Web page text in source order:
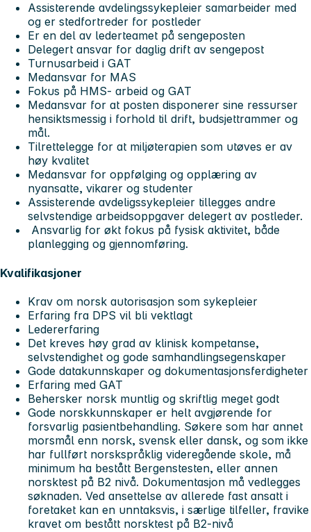
Assisterende avdelingssykepleier samarbeider med
og er stedfortreder for postleder
Er en del av lederteamet på sengeposten
Delegert ansvar for daglig drift av sengepost
Turnusarbeid i GAT
Medansvar for MAS
Fokus på HMS- arbeid og GAT
Medansvar for at posten disponerer sine ressurser
hensiktsmessig i forhold til drift, budsjettrammer og
mål.
Tilrettelegge for at miljøterapien som utøves er av
høy kvalitet
Medansvar for oppfølging og opplæring av
nyansatte, vikarer og studenter
Assisterende avdeligssykepleier tillegges andre
selvstendige arbeidsoppgaver delegert av postleder.
Ansvarlig for økt fokus på fysisk aktivitet, både
planlegging og gjennomføring.
Kvalifikasjoner
Krav om norsk autorisasjon som sykepleier
Erfaring fra DPS vil bli vektlagt
Ledererfaring
Det kreves høy grad av klinisk kompetanse,
selvstendighet og gode samhandlingsegenskaper
Gode datakunnskaper og dokumentasjonsferdigheter
Erfaring med GAT
Behersker norsk muntlig og skriftlig meget godt
Gode norskkunnskaper er helt avgjørende for
forsvarlig pasientbehandling. Søkere som har annet
morsmål enn norsk, svensk eller dansk, og som ikke
har fullført norskspråklig videregående skole, må
minimum ha bestått Bergenstesten, eller annen
norsktest på B2 nivå. Dokumentasjon må vedlegges
søknaden. Ved ansettelse av allerede fast ansatt i
foretaket kan en unntaksvis, i særlige tilfeller, fravike
kravet om bestått norsktest på B2-nivå